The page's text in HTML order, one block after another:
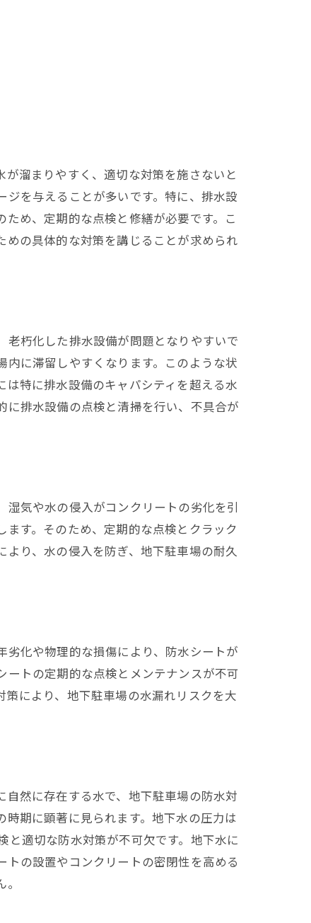
溜まりやすく、適切な対策を施さないと
を与えることが多いです。特に、排水設
め、定期的な点検と修繕が必要です。こ
の具体的な対策を講じることが求められ
朽化した排水設備が問題となりやすいで
に滞留しやすくなります。このような状
特に排水設備のキャパシティを超える水
排水設備の点検と清掃を行い、不具合が
気や水の侵入がコンクリートの劣化を引
す。そのため、定期的な点検とクラック
り、水の侵入を防ぎ、地下駐車場の耐久
化や物理的な損傷により、防水シートが
トの定期的な点検とメンテナンスが不可
により、地下駐車場の水漏れリスクを大
然に存在する水で、地下駐車場の防水対
期に顕著に見られます。地下水の圧力は
適切な防水対策が不可欠です。地下水に
の設置やコンクリートの密閉性を高める